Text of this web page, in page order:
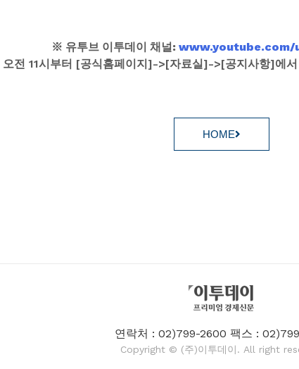
※ 유투브 이투데이 채널:
전 11시부터 [공식홈페이지]->[자료실]->[공지사항]에
HOME
연락처 : 02)799-2600 팩스 :
Copyright © (주)이투데이. All right